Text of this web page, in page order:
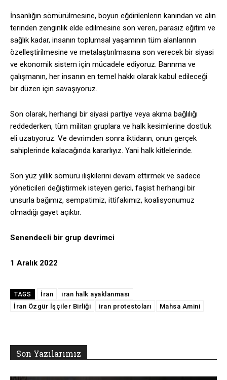
İnsanlığın sömürülmesine, boyun eğdirilenlerin kanından ve alın
terinden zenginlik elde edilmesine son veren, parasız eğitim ve
sağlık kadar, insanın toplumsal yaşamının tüm alanlarının
özelleştirilmesine ve metalaştırılmasına son verecek bir siyasi
ve ekonomik sistem için mücadele ediyoruz. Barınma ve
çalışmanın, her insanın en temel hakkı olarak kabul edileceği
bir düzen için savaşıyoruz.
Son olarak, herhangi bir siyasi partiye veya akıma bağlılığı
reddederken, tüm militan gruplara ve halk kesimlerine dostluk
eli uzatıyoruz. Ve devrimden sonra iktidarın, onun gerçek
sahiplerinde kalacağında kararlıyız. Yani halk kitlelerinde.
Son yüz yıllık sömürü ilişkilerini devam ettirmek ve sadece
yöneticileri değiştirmek isteyen gerici, faşist herhangi bir
unsurla bağımız, sempatimiz, ittifakımız, koalisyonumuz
olmadığı gayet açıktır.
Senendecli bir grup devrimci
1 Aralık 2022
TAGS İran
iran halk ayaklanması
İran Özgür İşçiler Birliği
iran protestoları Mahsa Amini
Son Yazılarımız